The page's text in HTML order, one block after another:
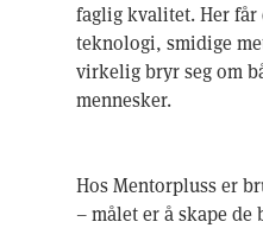
faglig kvalitet. Her får
teknologi, smidige
virkelig bryr seg om
mennesker.
Hos Mentorpluss er
– målet er å skape